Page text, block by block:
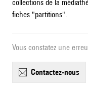
collections de la
fiches "partitions".
Vous constatez une
contactez-nous